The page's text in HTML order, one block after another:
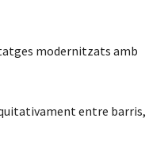
modernitzats amb
entre barris,